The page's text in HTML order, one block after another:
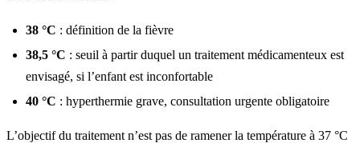
38 °C : définition de la fièvre
38,5 °C : seuil à partir duquel un traitement médicamenteux est
envisagé, si l’enfant est inconfortable
40 °C : hyperthermie grave, consultation urgente obligatoire
L’objectif du traitement n’est pas de ramener la température à 37 °C